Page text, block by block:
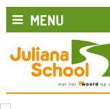
MENU